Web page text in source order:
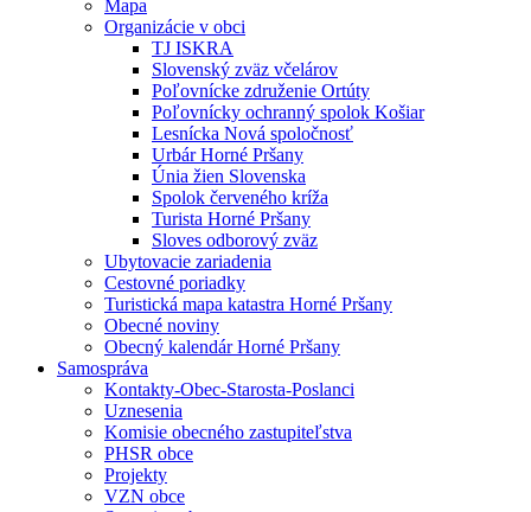
Mapa
Organizácie v obci
TJ ISKRA
Slovenský zväz včelárov
Poľovnícke združenie Ortúty
Poľovnícky ochranný spolok Košiar
Lesnícka Nová spoločnosť
Urbár Horné Pršany
Únia žien Slovenska
Spolok červeného kríža
Turista Horné Pršany
Sloves odborový zväz
Ubytovacie zariadenia
Cestovné poriadky
Turistická mapa katastra Horné Pršany
Obecné noviny
Obecný kalendár Horné Pršany
Samospráva
Kontakty-Obec-Starosta-Poslanci
Uznesenia
Komisie obecného zastupiteľstva
PHSR obce
Projekty
VZN obce